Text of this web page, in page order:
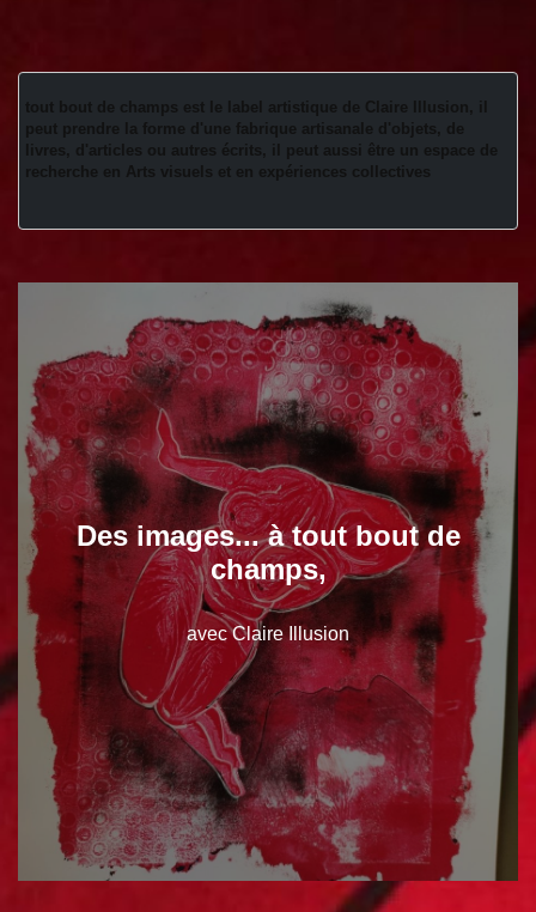
tout bout de champs est le label artistique de Claire Illusion, il
peut prendre la forme d'une fabrique artisanale d'objets, de
livres, d'articles ou autres écrits, il peut aussi être un espace de
recherche en Arts visuels et en expériences collectives
Des images... à tout bout de
champs,
avec Claire Illusion